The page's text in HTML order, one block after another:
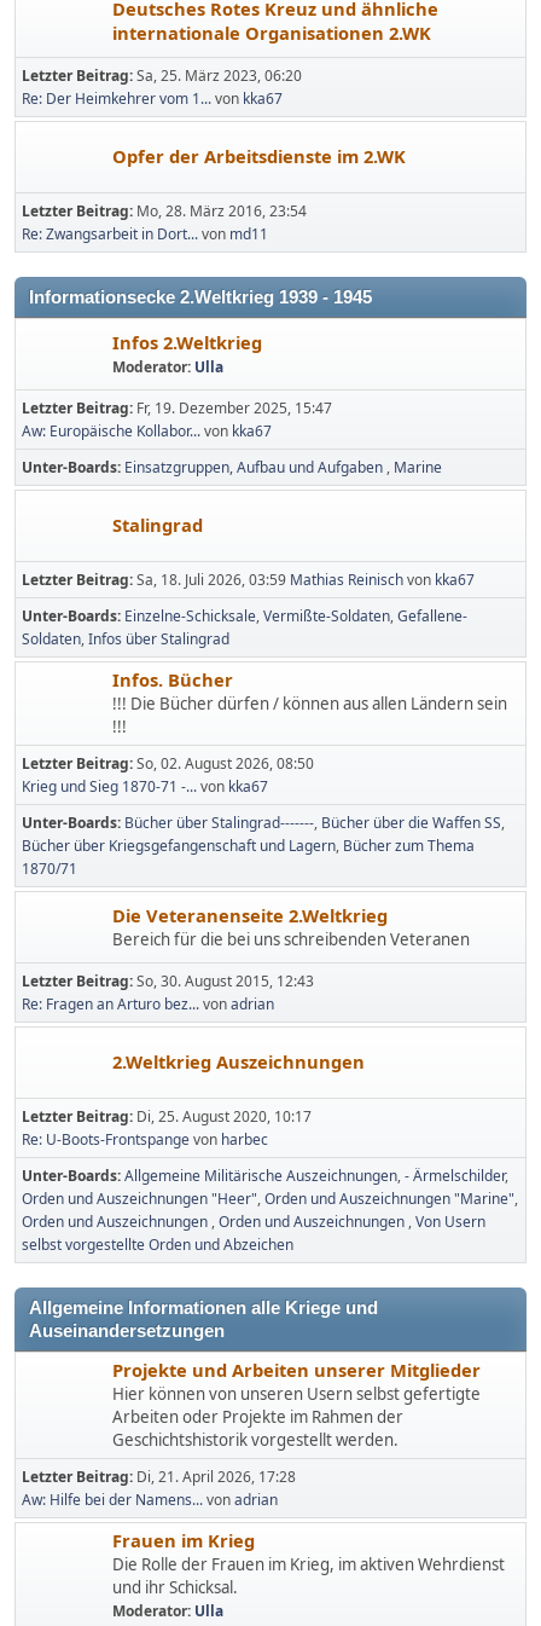
Deutsches Rotes Kreuz und ähnliche
internationale Organisationen 2.WK
Letzter Beitrag:Sa, 25. März 2023, 06:20
Re: Der Heimkehrer vom 1...von kka67
Opfer der Arbeitsdienste im 2.WK
Letzter Beitrag: Mo, 28. März 2016, 23:54
Re: Zwangsarbeit in Dort...von md11
Informationsecke 2.Weltkrieg 1939 - 1945
Infos 2.Weltkrieg
Moderator: Ulla
Letzter Beitrag: Fr, 19. Dezember 2025, 15:47
Aw: Europäische Kollabor...von kka67
Unter-Boards Einsatzgruppen, Aufbau und Aufgaben Marine
Stalingrad
Letzter Beitrag:Sa, 18. Juli 2026, 03:59 Mathias Reinischvon kka67
Unter-Boards Einzelne-Schicksale Vermißte-Soldaten Gefallene-
Soldaten Infos über Stalingrad
Infos. Bücher
!!! Die Bücher dürfen / können aus allen Ländern sein
!!!
Letzter Beitrag:So, 02. August 2026, 08:50
Krieg und Sieg 1870-71 -...von kka67
Unter-Boards Bücher über Stalingrad------- Bücher über die Waffen SS
Bücher über Kriegsgefangenschaft und Lagern Bücher zum Thema
1870/71
Die Veteranenseite 2.Weltkrieg
Bereich für die bei uns schreibenden Veteranen
Letzter Beitrag:So, 30. August 2015, 12:43
Re: Fragen an Arturo bez...vonadrian
2.Weltkrieg Auszeichnungen
Letzter Beitrag: Di, 25. August 2020, 10:17
Re: U-Boots-Frontspangevon harbec
Unter-Boards Allgemeine Militärische Auszeichnungen - Ärmelschilder
Orden und Auszeichnungen "Heer" Orden und Auszeichnungen "Marine"
Orden und Auszeichnungen Orden und Auszeichnungen Von Usern
selbst vorgestellte Orden und Abzeichen
Allgemeine Informationen alle Kriege und
Auseinandersetzungen
Projekte und Arbeiten unserer Mitglieder
Hier können von unseren Usern selbst gefertigte
Arbeiten oder Projekte im Rahmen der
Geschichtshistorik vorgestellt werden.
Letzter Beitrag: Di, 21. April 2026, 17:28
Aw: Hilfe bei der Namens...vonadrian
Frauen im Krieg
Die Rolle der Frauen im Krieg, im aktiven Wehrdienst
und ihr Schicksal.
Moderator: Ulla